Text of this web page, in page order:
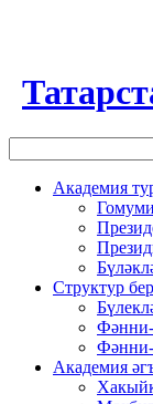
Академия
Структур
Фәнни-
Академия